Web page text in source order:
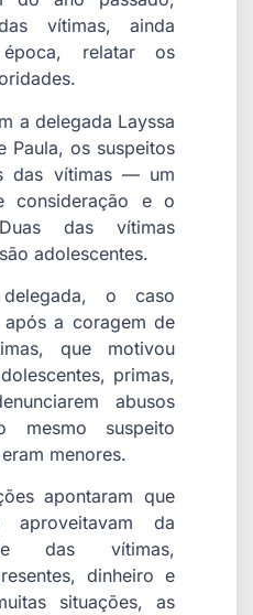
vítimas, ainda
relatar os
a delegada Layssa
Paula, os suspeitos
das vítimas — um
consideração e o
das vítimas
adolescentes.
o caso
a coragem de
que motivou
primas,
abusos
mesmo suspeito
menores.
apontaram que
da
das vítimas,
dinheiro e
situações, as